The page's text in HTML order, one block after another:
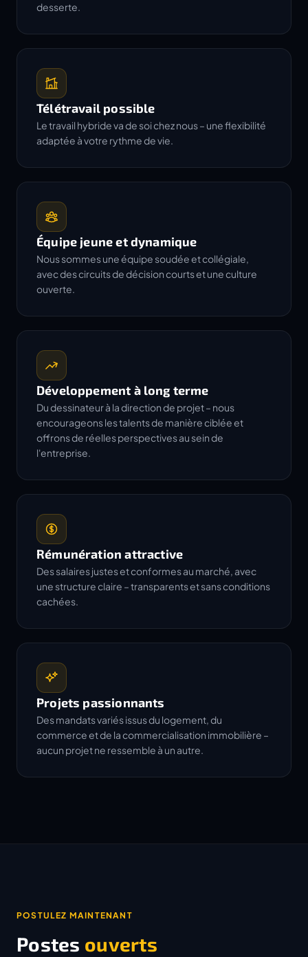
desserte.
Télétravail possible
Le travail hybride va de soi chez nous – une flexibilité
adaptée à votre rythme de vie.
Équipe jeune et dynamique
Nous sommes une équipe soudée et collégiale,
avec des circuits de décision courts et une culture
ouverte.
Développement à long terme
Du dessinateur à la direction de projet – nous
encourageons les talents de manière ciblée et
offrons de réelles perspectives au sein de
l'entreprise.
Rémunération attractive
Des salaires justes et conformes au marché, avec
une structure claire – transparents et sans conditions
cachées.
Projets passionnants
Des mandats variés issus du logement, du
commerce et de la commercialisation immobilière –
aucun projet ne ressemble à un autre.
POSTULEZ MAINTENANT
Postes ouverts